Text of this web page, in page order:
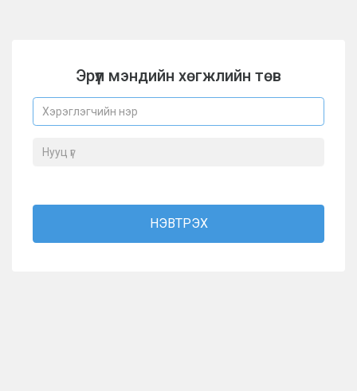
Эрүүл мэндийн хөгжлийн төв